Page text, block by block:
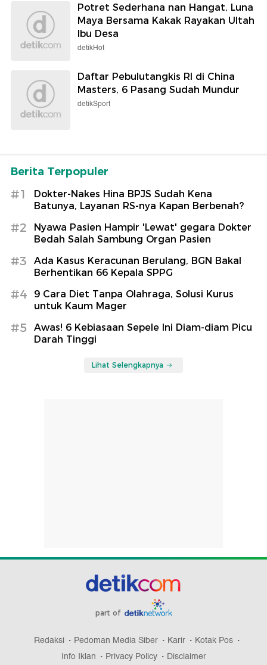
Potret Sederhana nan Hangat, Luna
Maya Bersama Kakak Rayakan Ultah
Ibu Desa
detikHot
Daftar Pebulutangkis RI di China
Masters, 6 Pasang Sudah Mundur
detikSport
Berita Terpopuler
#1
Dokter-Nakes Hina BPJS Sudah Kena
Batunya, Layanan RS-nya Kapan Berbenah?
#2
Nyawa Pasien Hampir 'Lewat' gegara Dokter
Bedah Salah Sambung Organ Pasien
#3
Ada Kasus Keracunan Berulang, BGN Bakal
Berhentikan 66 Kepala SPPG
#4
9 Cara Diet Tanpa Olahraga, Solusi Kurus
untuk Kaum Mager
#5
Awas! 6 Kebiasaan Sepele Ini Diam-diam Picu
Darah Tinggi
Lihat Selengkapnya
part of
Redaksi Pedoman Media Siber Karir
Kotak Pos
Info Iklan
Privacy Policy Disclaimer